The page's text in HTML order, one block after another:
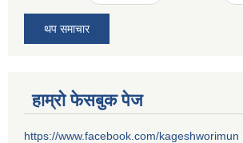
थप समाचार
हाम्रो फेसबुक पेज
https://www.facebook.com/kageshworimun